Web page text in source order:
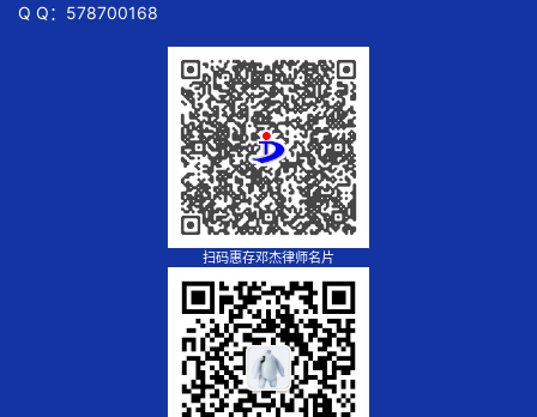
Q Q：578700168
扫码惠存邓杰律师名片